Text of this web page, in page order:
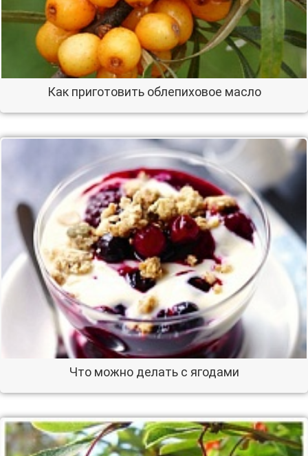
Как приготовить облепиховое масло
Что можно делать с ягодами